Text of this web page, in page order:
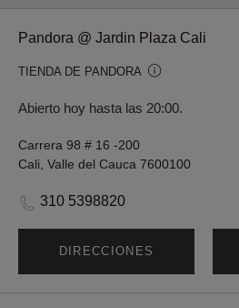
Pandora @ Jardin Plaza Cali
TIENDA DE PANDORA
Abierto hoy hasta las 20:00.
Carrera 98 # 16 -200
Cali, Valle del Cauca 7600100
310 5398820
DIRECCIONES